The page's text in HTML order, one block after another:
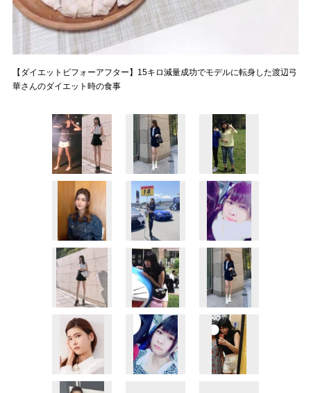
【ダイエットビフォーアフター】15キロ減量成功でモデルに転身した渡辺弓
華さんのダイエット時の食事